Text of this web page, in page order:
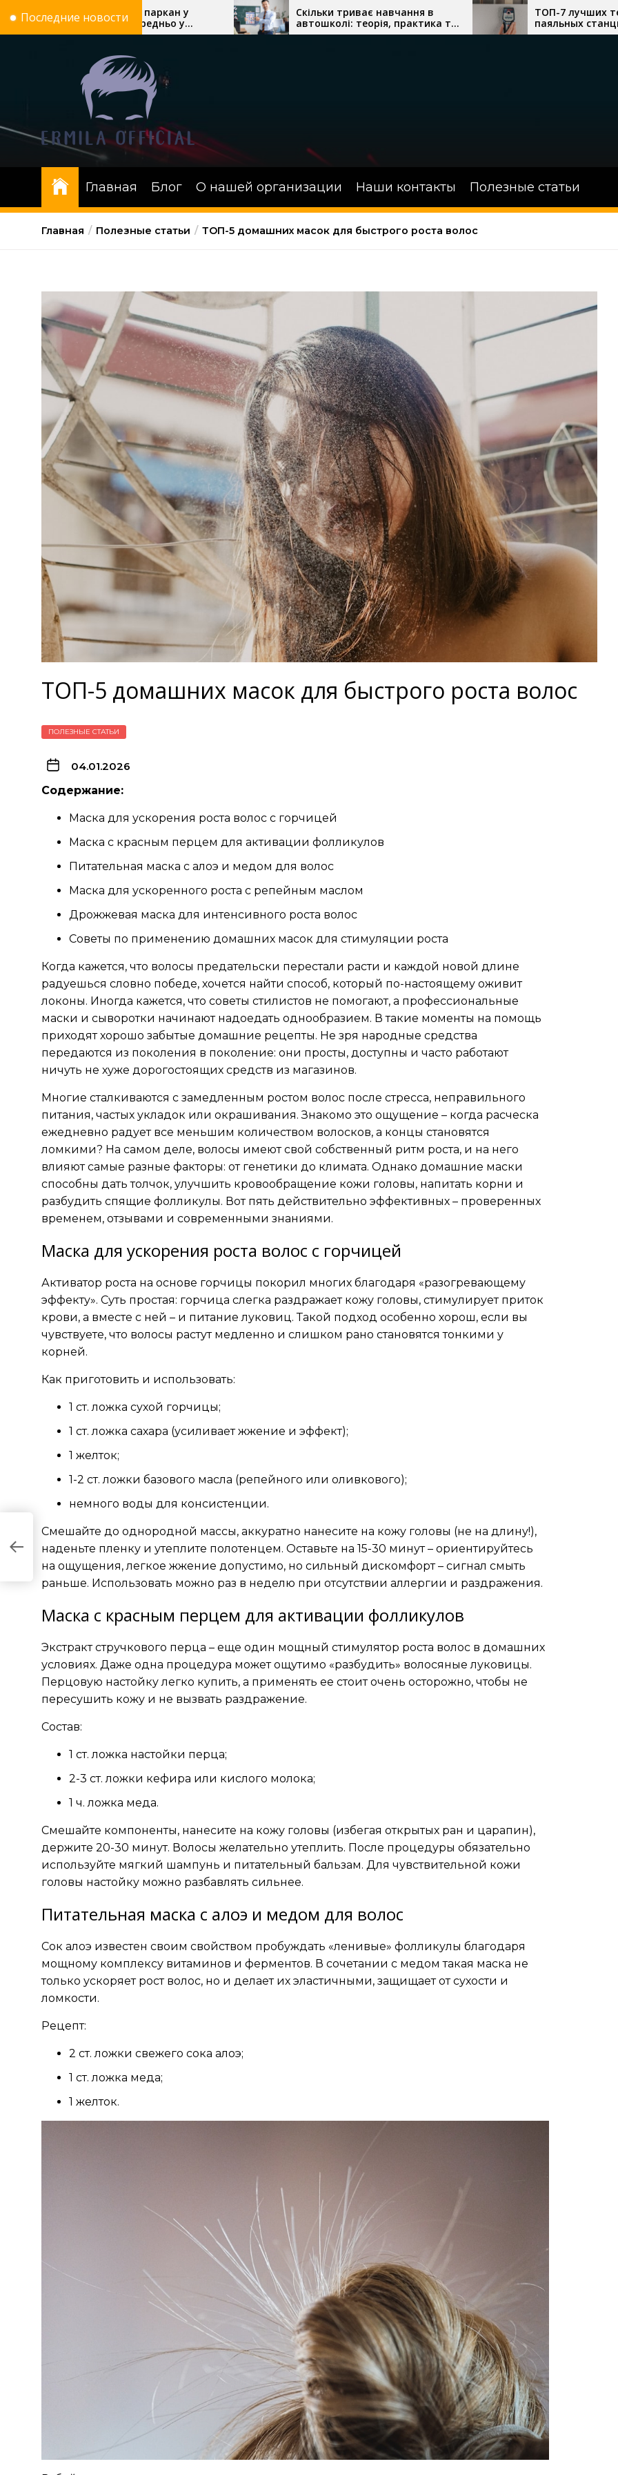
Последние новости
купити паркан у
у
«Евроворота»
Скільки триває навчання в
автошколі: теорія, практика та
онлайн-уроки водіння
ТОП-7 лучших термовоздушных
паяльных станций с феном для
сложного монтажа
Главная Блог О нашей организации Наши контакты Полезные статьи
Главная Полезные статьи ТОП-5 домашних масок для быстрого роста волос
ТОП-5 домашних масок для быстрого роста волос
ПОЛЕЗНЫЕ СТАТЬИ
04.01.2026
Содержание:
Маска для ускорения роста волос с горчицей
Маска с красным перцем для активации фолликулов
Питательная маска с алоэ и медом для волос
Маска для ускоренного роста с репейным маслом
Дрожжевая маска для интенсивного роста волос
Советы по применению домашних масок для стимуляции роста
Когда кажется, что волосы предательски перестали расти и каждой новой длине
радуешься словно победе, хочется найти способ, который по-настоящему оживит
локоны. Иногда кажется, что советы стилистов не помогают, а профессиональные
маски и сыворотки начинают надоедать однообразием. В такие моменты на помощь
приходят хорошо забытые домашние рецепты. Не зря народные средства
передаются из поколения в поколение: они просты, доступны и часто работают
ничуть не хуже дорогостоящих средств из магазинов.
Многие сталкиваются с замедленным ростом волос после стресса, неправильного
питания, частых укладок или окрашивания. Знакомо это ощущение – когда расческа
ежедневно радует все меньшим количеством волосков, а концы становятся
ломкими? На самом деле, волосы имеют свой собственный ритм роста, и на него
влияют самые разные факторы: от генетики до климата. Однако домашние маски
способны дать толчок, улучшить кровообращение кожи головы, напитать корни и
разбудить спящие фолликулы. Вот пять действительно эффективных – проверенных
временем, отзывами и современными знаниями.
Маска для ускорения роста волос с горчицей
Активатор роста на основе горчицы покорил многих благодаря «разогревающему
эффекту». Суть простая: горчица слегка раздражает кожу головы, стимулирует приток
крови, а вместе с ней – и питание луковиц. Такой подход особенно хорош, если вы
чувствуете, что волосы растут медленно и слишком рано становятся тонкими у
корней.
Как приготовить и использовать:
1 ст. ложка сухой горчицы;
1 ст. ложка сахара (усиливает жжение и эффект);
1 желток;
1-2 ст. ложки базового масла (репейного или оливкового);
немного воды для консистенции.
Смешайте до однородной массы, аккуратно нанесите на кожу головы (не на длину!),
наденьте пленку и утеплите полотенцем. Оставьте на 15-30 минут – ориентируйтесь
на ощущения, легкое жжение допустимо, но сильный дискомфорт – сигнал смыть
раньше. Использовать можно раз в неделю при отсутствии аллергии и раздражения.
Маска с красным перцем для активации фолликулов
Экстракт стручкового перца – еще один мощный стимулятор роста волос в домашних
условиях. Даже одна процедура может ощутимо «разбудить» волосяные луковицы.
Перцовую настойку легко купить, а применять ее стоит очень осторожно, чтобы не
пересушить кожу и не вызвать раздражение.
Состав:
1 ст. ложка настойки перца;
2-3 ст. ложки кефира или кислого молока;
1 ч. ложка меда.
Смешайте компоненты, нанесите на кожу головы (избегая открытых ран и царапин),
держите 20-30 минут. Волосы желательно утеплить. После процедуры обязательно
используйте мягкий шампунь и питательный бальзам. Для чувствительной кожи
головы настойку можно разбавлять сильнее.
Питательная маска с алоэ и медом для волос
Сок алоэ известен своим свойством пробуждать «ленивые» фолликулы благодаря
мощному комплексу витаминов и ферментов. В сочетании с медом такая маска не
только ускоряет рост волос, но и делает их эластичными, защищает от сухости и
ломкости.
Рецепт:
2 ст. ложки свежего сока алоэ;
1 ст. ложка меда;
1 желток.